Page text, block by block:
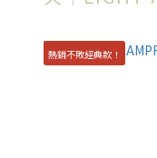
熱銷不敗經典款！